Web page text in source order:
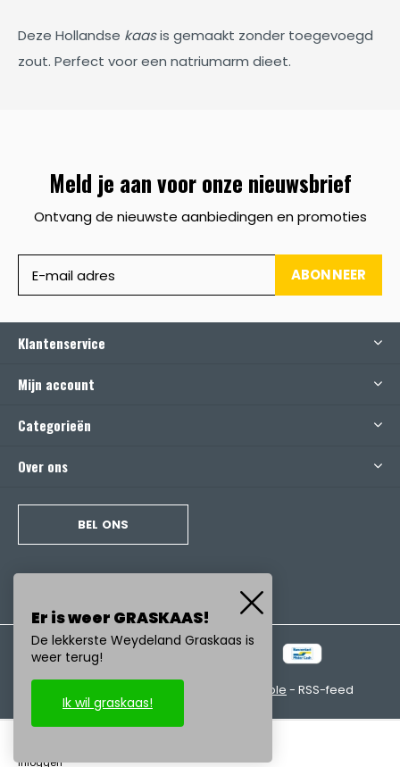
Deze Hollandse kaasis gemaakt zonder toegevoegd
zout. Perfect voor een natriumarm dieet.
Meld je aan voor onze nieuwsbrief
Ontvang de nieuwste aanbiedingen en promoties
ABONNEER
Klantenservice
Mijn account
Categorieën
Over ons
BEL ONS
emarkable - RSS-feed
inloggen
Er is weer GRASKAAS!
De lekkerste Weydeland Graskaas is
weer terug!
Ik wil graskaas!